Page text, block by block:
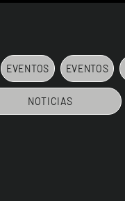
EVENTOS EVENTOS
NOTICIAS